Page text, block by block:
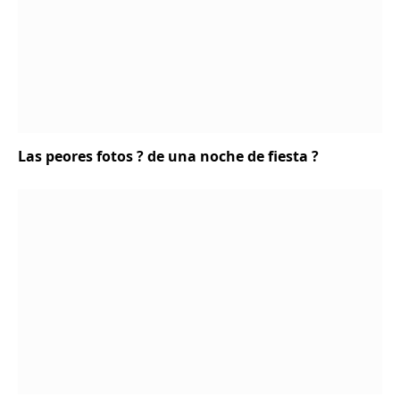
Las peores fotos ? de una noche de fiesta ?